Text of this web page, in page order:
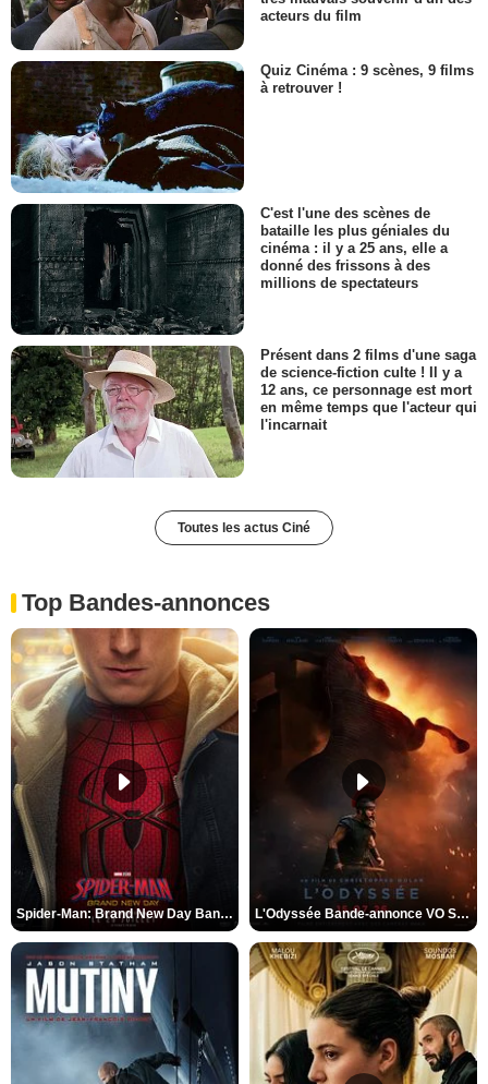
acteurs du film
Quiz Cinéma : 9 scènes, 9 films
à retrouver !
C'est l'une des scènes de
bataille les plus géniales du
cinéma : il y a 25 ans, elle a
donné des frissons à des
millions de spectateurs
Présent dans 2 films d'une saga
de science-fiction culte ! Il y a
12 ans, ce personnage est mort
en même temps que l'acteur qui
l'incarnait
Toutes les actus Ciné
Top Bandes-annonces
Spider-Man: Brand New Day Bande-annonce VO STFR L'Odyssée Bande-annonce VO STFR